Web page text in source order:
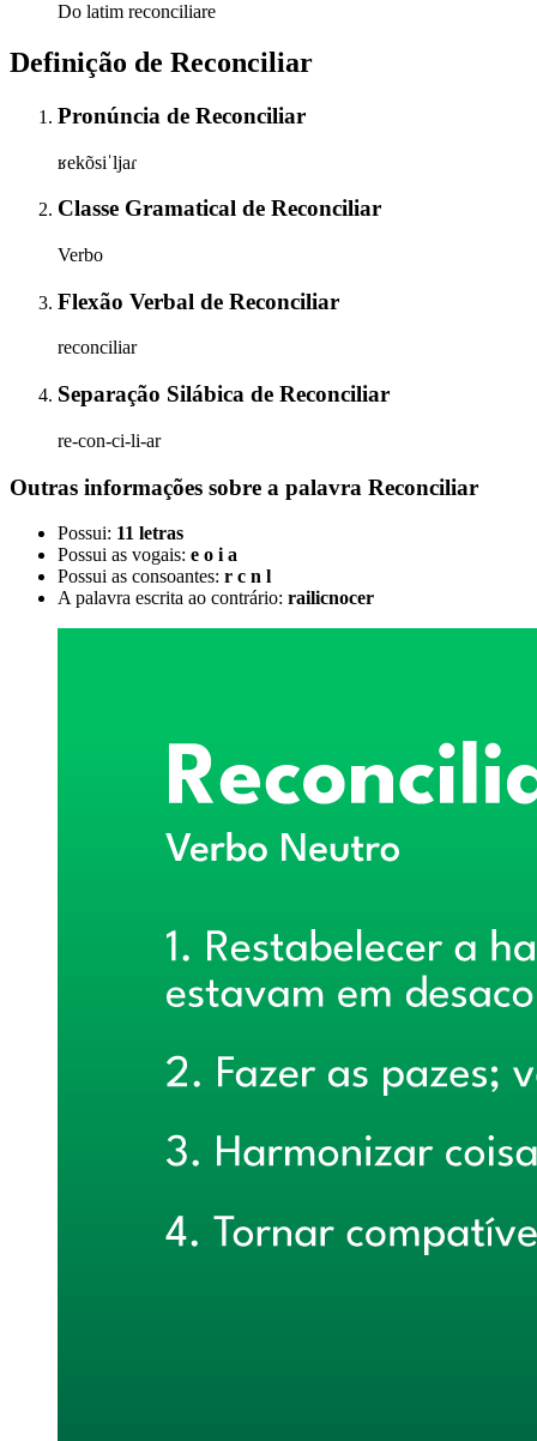
Do latim reconciliare
Definição de Reconciliar
Pronúncia de Reconciliar
ʁekõsiˈljaɾ
Classe Gramatical de Reconciliar
Verbo
Flexão Verbal de Reconciliar
reconciliar
Separação Silábica de Reconciliar
re-con-ci-li-ar
Outras informações sobre a palavra Reconciliar
Possui: 11 letras
Possui as vogais: e o i a
Possui as consoantes: r c n l
A palavra escrita ao contrário: railicnocer